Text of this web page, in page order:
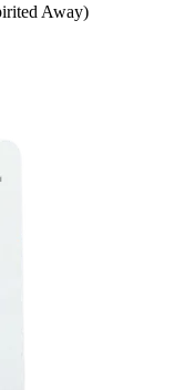
Away)